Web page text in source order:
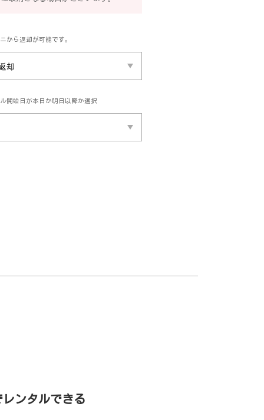
から返却が可能です。
ル開始日が本日か明日以降か選択
ンタルできる